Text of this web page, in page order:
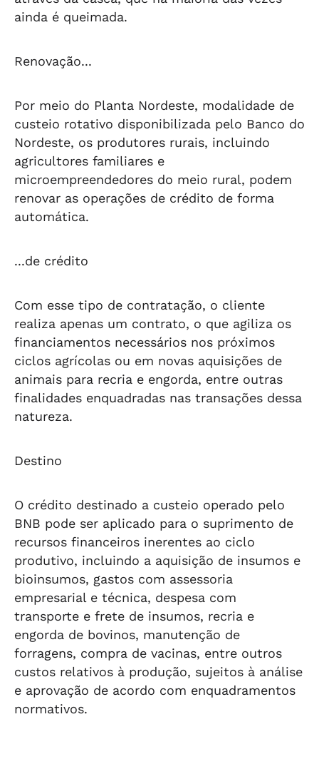
ainda é queimada.
Renovação...
Por meio do Planta Nordeste, modalidade de
custeio rotativo disponibilizada pelo Banco do
Nordeste, os produtores rurais, incluindo
agricultores familiares e
microempreendedores do meio rural, podem
renovar as operações de crédito de forma
automática.
...de crédito
Com esse tipo de contratação, o cliente
realiza apenas um contrato, o que agiliza os
financiamentos necessários nos próximos
ciclos agrícolas ou em novas aquisições de
animais para recria e engorda, entre outras
finalidades enquadradas nas transações dessa
natureza.
Destino
O crédito destinado a custeio operado pelo
BNB pode ser aplicado para o suprimento de
recursos financeiros inerentes ao ciclo
produtivo, incluindo a aquisição de insumos e
bioinsumos, gastos com assessoria
empresarial e técnica, despesa com
transporte e frete de insumos, recria e
engorda de bovinos, manutenção de
forragens, compra de vacinas, entre outros
custos relativos à produção, sujeitos à análise
e aprovação de acordo com enquadramentos
normativos.